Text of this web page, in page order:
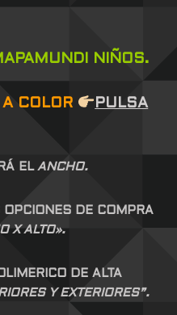
NIÑOS.
COLOR
PULSA
ELANCHO.
DE COMPRA
X ALTO».
DE ALTA
Y EXTERIORES”.